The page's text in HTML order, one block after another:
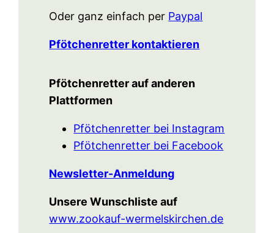
Oder ganz einfach per Paypal
Pfötchenretter kontaktieren
Pfötchenretter auf anderen
Plattformen
Pfötchenretter bei Instagram
Pfötchenretter bei Facebook
Newsletter-Anmeldung
Unsere Wunschliste auf
www.zookauf-wermelskirchen.de